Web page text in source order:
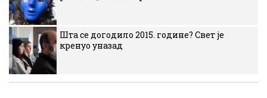
Шта се догодило 2015. године? Свет је
кренуо уназад